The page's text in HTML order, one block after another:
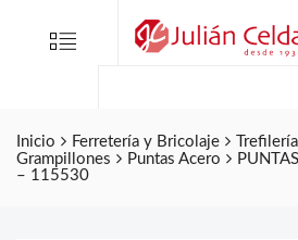
Menu
Inicio Ferretería y Bricolaje Trefilería
Grampillones
Puntas Acero
– 115530
Folletos
Contacto